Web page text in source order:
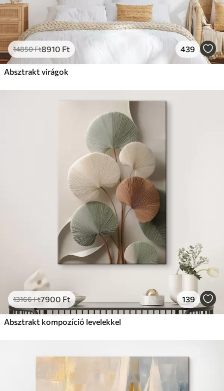
14850Ft8910 Ft 439
Absztrakt virágok
13166Ft7900 Ft 139
Absztrakt kompozíció levelekkel